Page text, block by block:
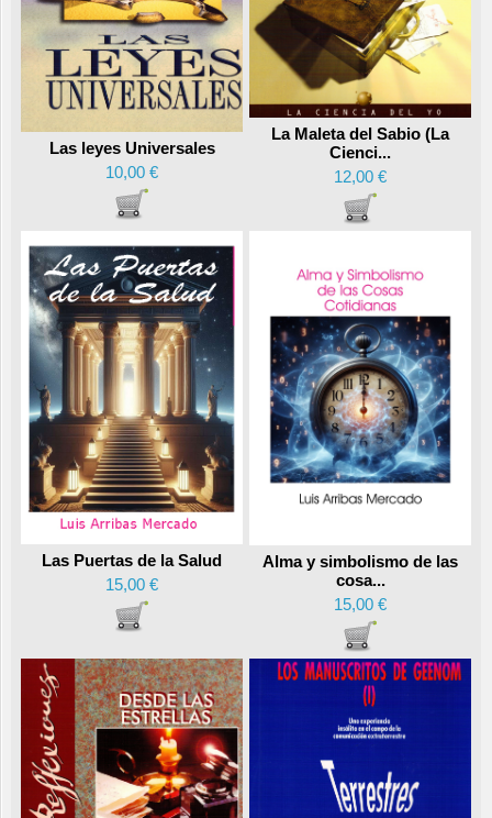
Las leyes Universales
10,00 €
La Maleta del Sabio (La
Cienci...
12,00 €
Las Puertas de la Salud
15,00 €
Alma y simbolismo de las
cosa...
15,00 €